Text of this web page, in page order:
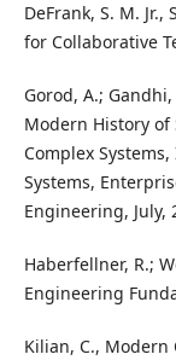
DeFrank, S. M.
for Collaborative
Gorod, A.; Gandhi,
Modern History of
Complex
Systems,
Engineering, July,
Haberfellner, R.;
Engineering
Kilian, C., Modern